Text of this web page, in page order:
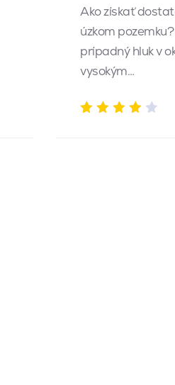
Ako získať
úzkom
prípadný hluk v
vysokým…